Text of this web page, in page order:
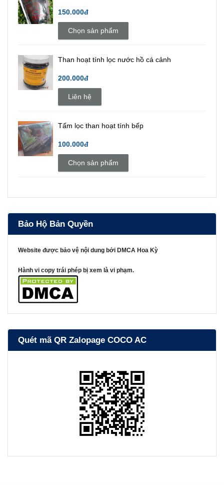
150.000đ
Chọn sản phẩm
Than hoạt tính lọc nước hồ cá cảnh
200.000đ
Liên hệ
Tấm lọc than hoạt tính bếp
100.000đ
Chọn sản phẩm
Bảo Hộ Bản Quyền
Website được bảo vệ nội dung bởi DMCA Hoa Kỳ
Hành vi copy trái phép bị xem là vi phạm.
Quét mã QR Zalopage COCO AC